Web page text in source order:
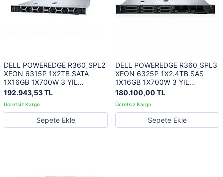
DELL POWEREDGE R360_SPL2
XEON 6315P 1X2TB SATA
1X16GB 1X700W 3 YIL
YERİNDE GARANTİ
192.943,53 TL
Sepete Ekle
DELL POWEREDGE R360_SPL3
XEON 6325P 1X2.4TB SAS
1X16GB 1X700W 3 YIL
YERİNDE GARANTİ
180.100,00 TL
Sepete Ekle